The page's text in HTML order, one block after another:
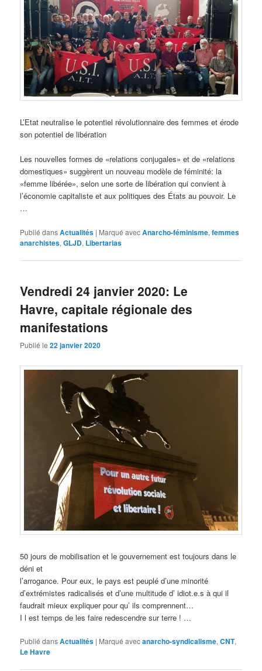
L’Etat neutralise le potentiel révolutionnaire des femmes et érode
son potentiel de libération
Les nouvelles formes de «relations conjugales» et de «relations
domestiques» suggèrent un nouveau modèle de féminité: la
«femme libérée», selon une sorte de libération qui convient à
l’économie capitaliste et aux politiques des États au pouvoir. Le
…
Publié dansActualités | Marqué avecAnarcho-féminisme,femmes
anarchistes,GLJD, Libertarias
Vendredi 24 janvier 2020: Le
Havre, capitale régionale des
manifestations
Publié le22 janvier 2020
50 jours de mobilisation et le gouvernement est toujours dans le
déni et
l’arrogance. Pour eux, le pays est peuplé d’une minorité
d’extrémistes radicalisés et d’une multitude d’ idiot.e.s à qui il
faudrait mieux expliquer pour qu’ ils comprennent…
I l est temps de les faire redescendre sur terre ! …
Publié dansActualités | Marqué avecanarcho-syndicalisme,CNT,
Le Havre